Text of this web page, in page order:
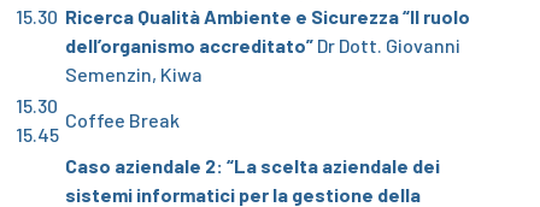
15.30 Ricerca Qualità Ambiente e Sicurezza“Il ruolo
dell’organismo accreditato” Dr Dott. Giovanni
Semenzin, Kiwa
15.30
15.45
Coffee Break
Caso aziendale 2: “La scelta aziendale dei
sistemi informatici per la gestione della